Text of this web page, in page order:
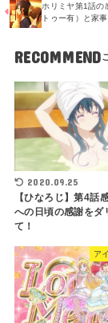
ホリミヤ第1話の
トゥー有）と家
RECOMMEND
2020.09.25
【ひなろじ】第4話
への日頃の感謝をダ
て！
ア